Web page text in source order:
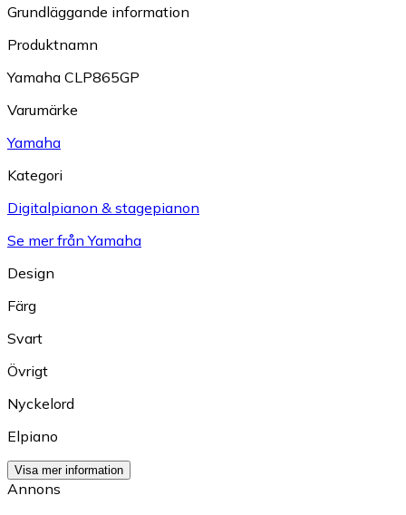
Grundläggande information
Produktnamn
Yamaha CLP865GP
Varumärke
Yamaha
Kategori
Digitalpianon & stagepianon
Se mer från Yamaha
Design
Färg
Svart
Övrigt
Nyckelord
Elpiano
Visa mer information
Annons